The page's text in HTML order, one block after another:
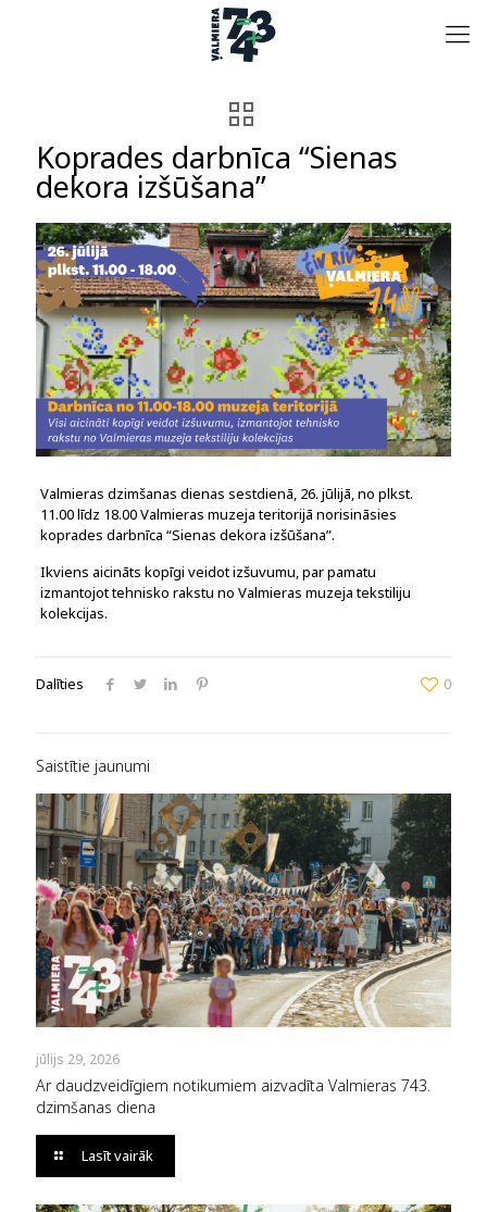
Koprades darbnīca “Sienas
dekora izšūšana”
Valmieras dzimšanas dienas sestdienā, 26. jūlijā, no plkst.
11.00 līdz 18.00 Valmieras muzeja teritorijā norisināsies
koprades darbnīca “Sienas dekora izšūšana”.
Ikviens aicināts kopīgi veidot izšuvumu, par pamatu
izmantojot tehnisko rakstu no Valmieras muzeja tekstiliju
kolekcijas.
Dalīties 0
Saistītie jaunumi
jūlijs 29, 2026
Ar daudzveidīgiem notikumiem aizvadīta Valmieras 743.
dzimšanas diena
Lasīt vairāk